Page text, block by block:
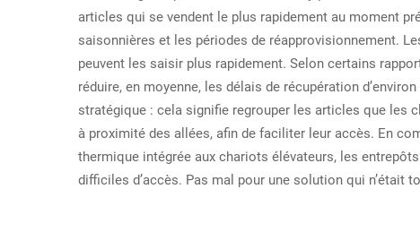
articles qui se vendent le plus rapidement au moment
saisonnières et les périodes de réapprovisionnement.
peuvent les saisir plus rapidement. Selon certains
réduire, en moyenne, les délais de récupération
stratégique : cela signifie regrouper les articles que les
à proximité des allées, afin de faciliter leur accès. En
thermique intégrée aux chariots élévateurs, les
difficiles d’accès. Pas mal pour une solution qui n’était